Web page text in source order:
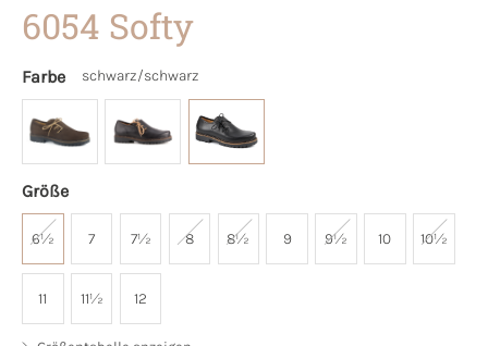
6054 Softy
Farbe schwarz/schwarz
Größe
6½ 7 7½ 8 8½ 9 9½ 10 10½
11 11½ 12